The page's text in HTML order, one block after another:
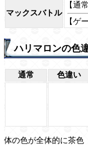
マックスバトル
【通
【ゲ
ハリマロンの色
通常 色違い
体の色が全体的に茶色